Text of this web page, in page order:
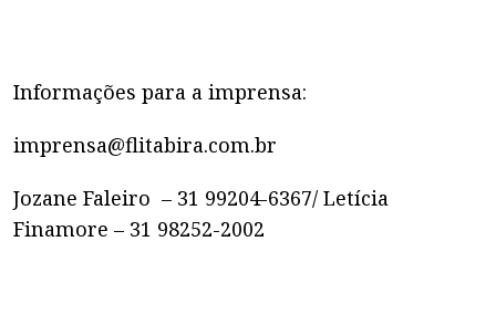
Informações para a imprensa:
imprensa@flitabira.com.br
Jozane Faleiro – 31 99204-6367/ Letícia
Finamore – 31 98252-2002